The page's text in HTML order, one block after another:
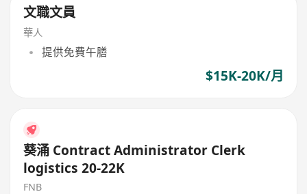
文職文員
華人
提供免費午膳
$15K-20K/月
葵涌 Contract Administrator Clerk
logistics 20-22K
FNB